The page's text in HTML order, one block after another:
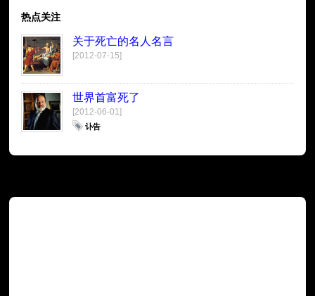
热点关注
关于死亡的名人名言
[2012-07-15]
世界首富死了
[2012-06-01]
讣告